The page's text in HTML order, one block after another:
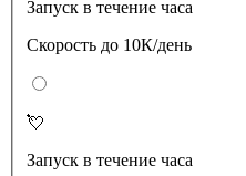
Запуск в течение часа
Скорость до 10К/день
💘
Запуск в течение часа